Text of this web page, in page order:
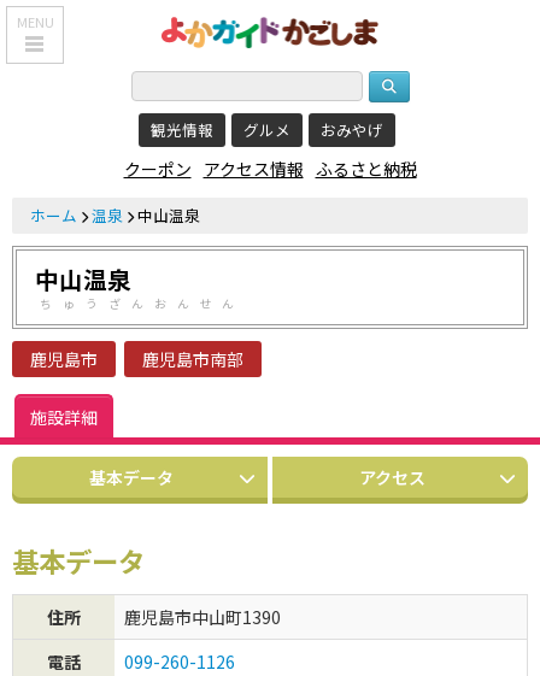
MENU
鹿児島基本情報
食べる・飲む
おみやげを買う
温泉
レジャー&
リラクゼーション
初めてご利用の方
クーポンご利用について
観光情報 グルメ おみやげ
クーポン アクセス情報 ふるさと納税
ホーム 温泉 中山温泉
中山温泉
ちゅうざんおんせん
鹿児島市 鹿児島市南部
施設詳細
基本データ アクセス
基本データ
住所
鹿児島市中山町1390
電話
099-260-1126